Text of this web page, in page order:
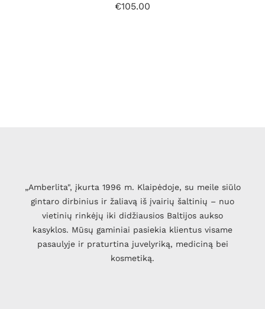
€105.00
„Amberlita", įkurta 1996 m. Klaipėdoje, su meile siūlo
gintaro dirbinius ir žaliavą iš įvairių šaltinių – nuo
vietinių rinkėjų iki didžiausios Baltijos aukso
kasyklos. Mūsų gaminiai pasiekia klientus visame
pasaulyje ir praturtina juvelyriką, mediciną bei
kosmetiką.